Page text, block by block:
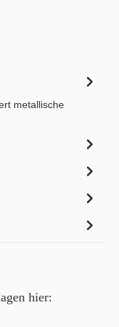
metallische
hier: